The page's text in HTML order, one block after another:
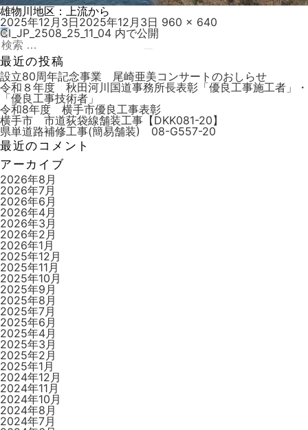
雄物川地区：上流から
投
稿
日:
2025年12月3日2025年12月3日 フ
960 × 640
投
稿
ナ
ビ
ゲ
ー
シ
ョ
ン
CI_JP_2508_25_11_04 内で公開
検
索:
最近の投稿
設立80周年記念事業 尾崎亜美コンサートのおしらせ
令和８年度 秋田河川国道事務所長表彰「優良工事施工者」・
「優良工事技術者」
令和8年度 横手市優良工事表彰
横手市 市道荻袋線舗装工事【DKK081-20】
県単道路補修工事(簡易舗装) 08-G557-20
最近のコメント
アーカイブ
2026年8月
2026年7月
2026年6月
2026年4月
2026年3月
2026年2月
2026年1月
2025年12月
2025年11月
2025年10月
2025年9月
2025年8月
2025年7月
2025年6月
2025年4月
2025年3月
2025年2月
2025年1月
2024年12月
2024年11月
2024年10月
2024年8月
2024年7月